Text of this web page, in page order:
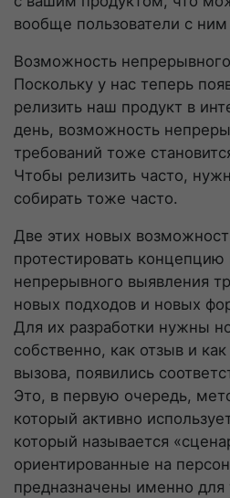
вообще пользователи с ним
Возможность
Поскольку у нас теперь
релизить наш продукт в
день, возможность
требований тоже
Чтобы релизить часто,
собирать тоже часто.
Две этих новых
протестировать
непрерывного выявления
новых подходов и новых
Для их разработки нужны
собственно, как отзыв и как
вызова, появились
Это, в первую очередь,
который активно
который называется
ориентированные на
предназначены именно